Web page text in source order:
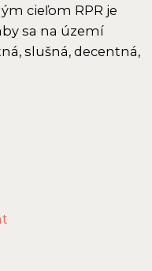
cieľom RPR je
sa na území
slušná, decentná,